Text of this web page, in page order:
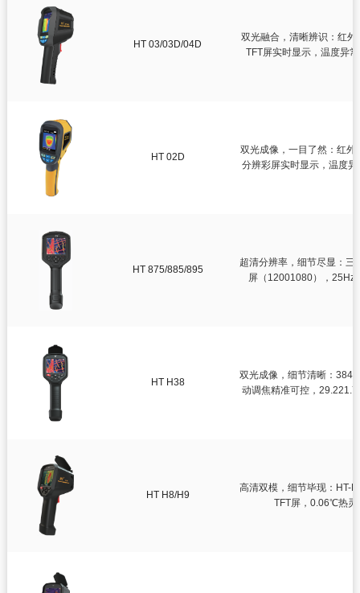
HT 03/03D/04D
双光融合，清晰辨识：红
TFT屏实时显示，温度异
HT 02D
双光成像，一目了然：红
分辨彩屏实时显示，温度
HT 875/885/895
超清分辨率，细节尽显：
屏（12001080），25Hz
HT H38
双光成像，细节清晰：
动调焦精准可控，
HT H8/H9
高清双模，细节毕现：HT-
TFT屏，0.06℃热灵